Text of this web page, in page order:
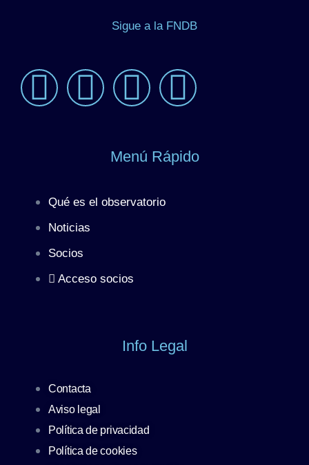
Sigue a la FNDB
Menú Rápido
Qué es el observatorio
Noticias
Socios
Acceso socios
Info Legal
Contacta
Aviso legal
Política de privacidad
Política de cookies